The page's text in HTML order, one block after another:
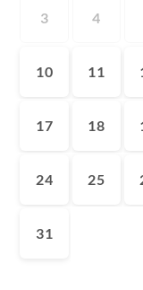
3 4
10 11
17 18
24 25
31